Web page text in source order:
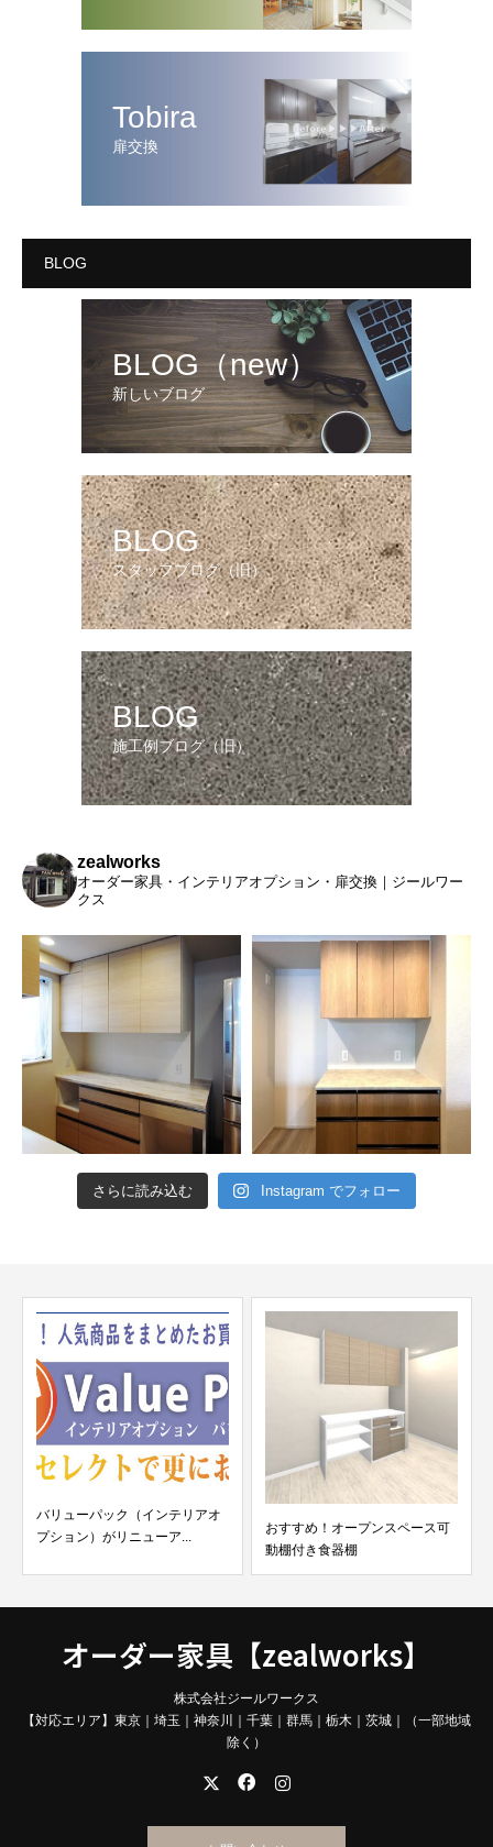
Tobira
扉交換
BLOG
BLOG（new）
新しいブログ
BLOG
スタッフブログ（旧）
BLOG
施工例ブログ（旧）
zealworks
オーダー家具・インテリアオプション・扉交換｜ジールワー
クス
さらに読み込む Instagram でフォロー
バリューパック（インテリアオ
プション）がリニューア...
おすすめ！オープンスペース可
動棚付き食器棚
オーダー家具【zealworks】
株式会社ジールワークス
【対応エリア】東京｜埼玉｜神奈川｜千葉｜群馬｜栃木｜茨城｜（一部地域
除く）